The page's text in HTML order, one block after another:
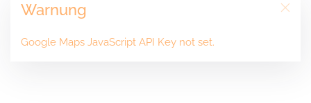
Warnung
Google Maps JavaScript API Key not set.